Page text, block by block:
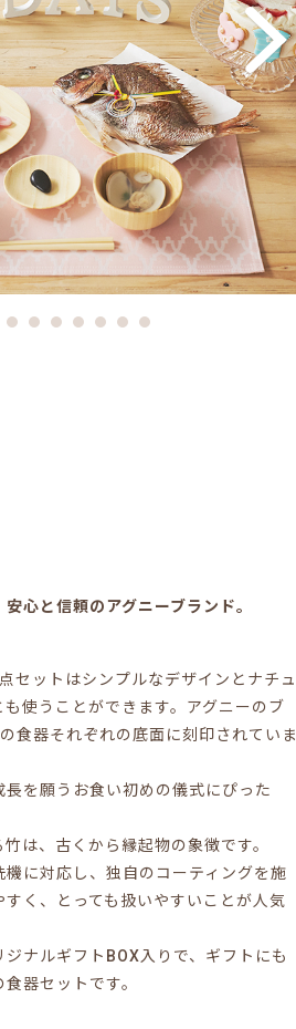
心と信頼のアグニーブランド。
セットはシンプルなデザインとナチュ
使うことができます。アグニーのブ
食器それぞれの底面に刻印されていま
を願うお食い初めの儀式にぴった
は、古くから縁起物の象徴です。
に対応し、独自のコーティングを施
く、とっても扱いやすいことが人気
ナルギフトBOX入りで、ギフトにも
器セットです。